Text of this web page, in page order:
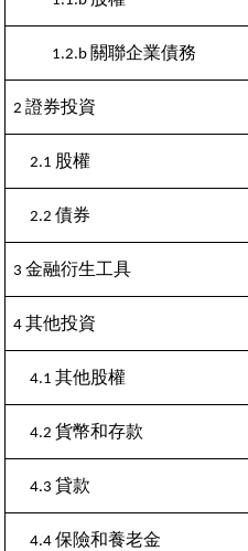
1.2.b 關聯企業債務
2證券投資
2.1 股權
2.2 債券
3金融衍生工具
4其他投資
4.1 其他股權
4.2 貨幣和存款
4.3 貸款
4.4 保險和養老金